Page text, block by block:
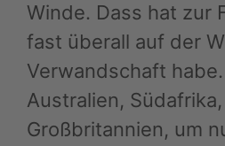
Winde. Dass hat zur
fast überall auf der
Verwandschaft
Australien, Südafrika,
Großbritannien, um